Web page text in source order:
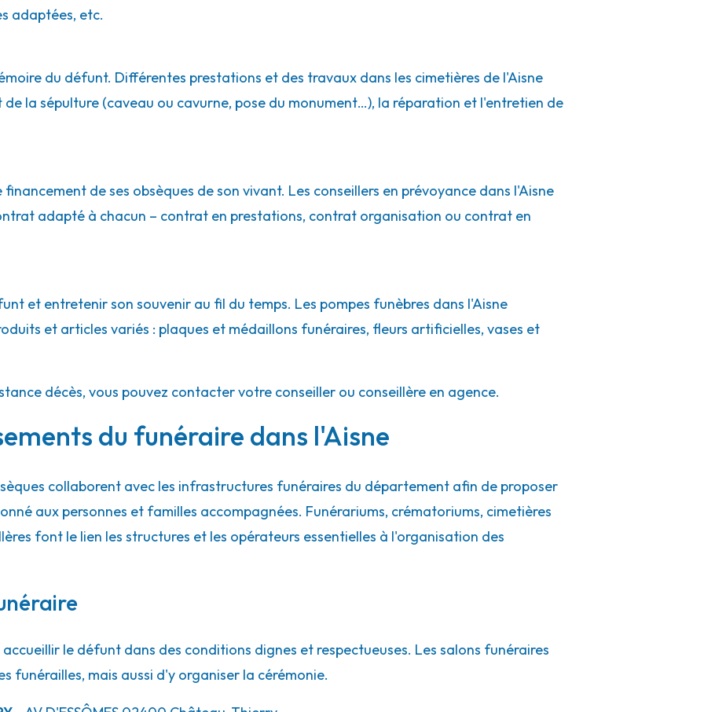
adaptées, etc.
du défunt. Différentes prestations et des travaux dans les cimetières de l'Aisne
la sépulture (caveau ou cavurne, pose du monument…), la réparation et l'entretien de
de ses obsèques de son vivant. Les conseillers en prévoyance dans l'Aisne
adapté à chacun – contrat en prestations, contrat organisation ou contrat en
et entretenir son souvenir au fil du temps. Les pompes funèbres dans l'Aisne
et articles variés : plaques et médaillons funéraires, fleurs artificielles, vases et
décès, vous pouvez contacter votre conseiller ou conseillère en agence.
du funéraire dans l'Aisne
collaborent avec les infrastructures funéraires du département afin de proposer
aux personnes et familles accompagnées. Funérariums, crématoriums, cimetières
font le lien les structures et les opérateurs essentielles à l'organisation des
le défunt dans des conditions dignes et respectueuses. Les salons funéraires
funérailles, mais aussi d'y organiser la cérémonie.